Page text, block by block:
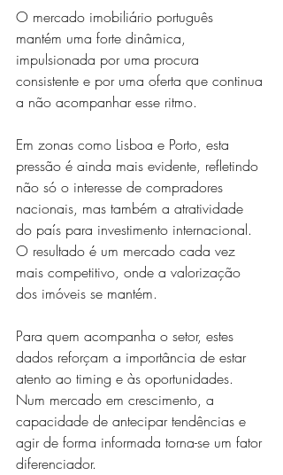
O mercado imobiliário português
mantém uma forte dinâmica,
impulsionada por uma procura
consistente e por uma oferta que continua
a não acompanhar esse ritmo.
Em zonas como Lisboa e Porto, esta
pressão é ainda mais evidente, refletindo
não só o interesse de compradores
nacionais, mas também a atratividade
do país para investimento internacional.
O resultado é um mercado cada vez
mais competitivo, onde a valorização
dos imóveis se mantém.
Para quem acompanha o setor, estes
dados reforçam a importância de estar
atento ao timing e às oportunidades.
Num mercado em crescimento, a
capacidade de antecipar tendências e
agir de forma informada torna-se um fator
diferenciador.